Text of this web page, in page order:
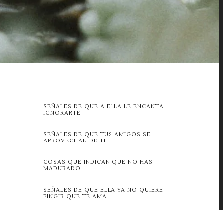
SEÑALES DE QUE A ELLA LE ENCANTA
IGNORARTE
SEÑALES DE QUE TUS AMIGOS SE
APROVECHAN DE TI
COSAS QUE INDICAN QUE NO HAS
MADURADO
SEÑALES DE QUE ELLA YA NO QUIERE
FINGIR QUE TE AMA